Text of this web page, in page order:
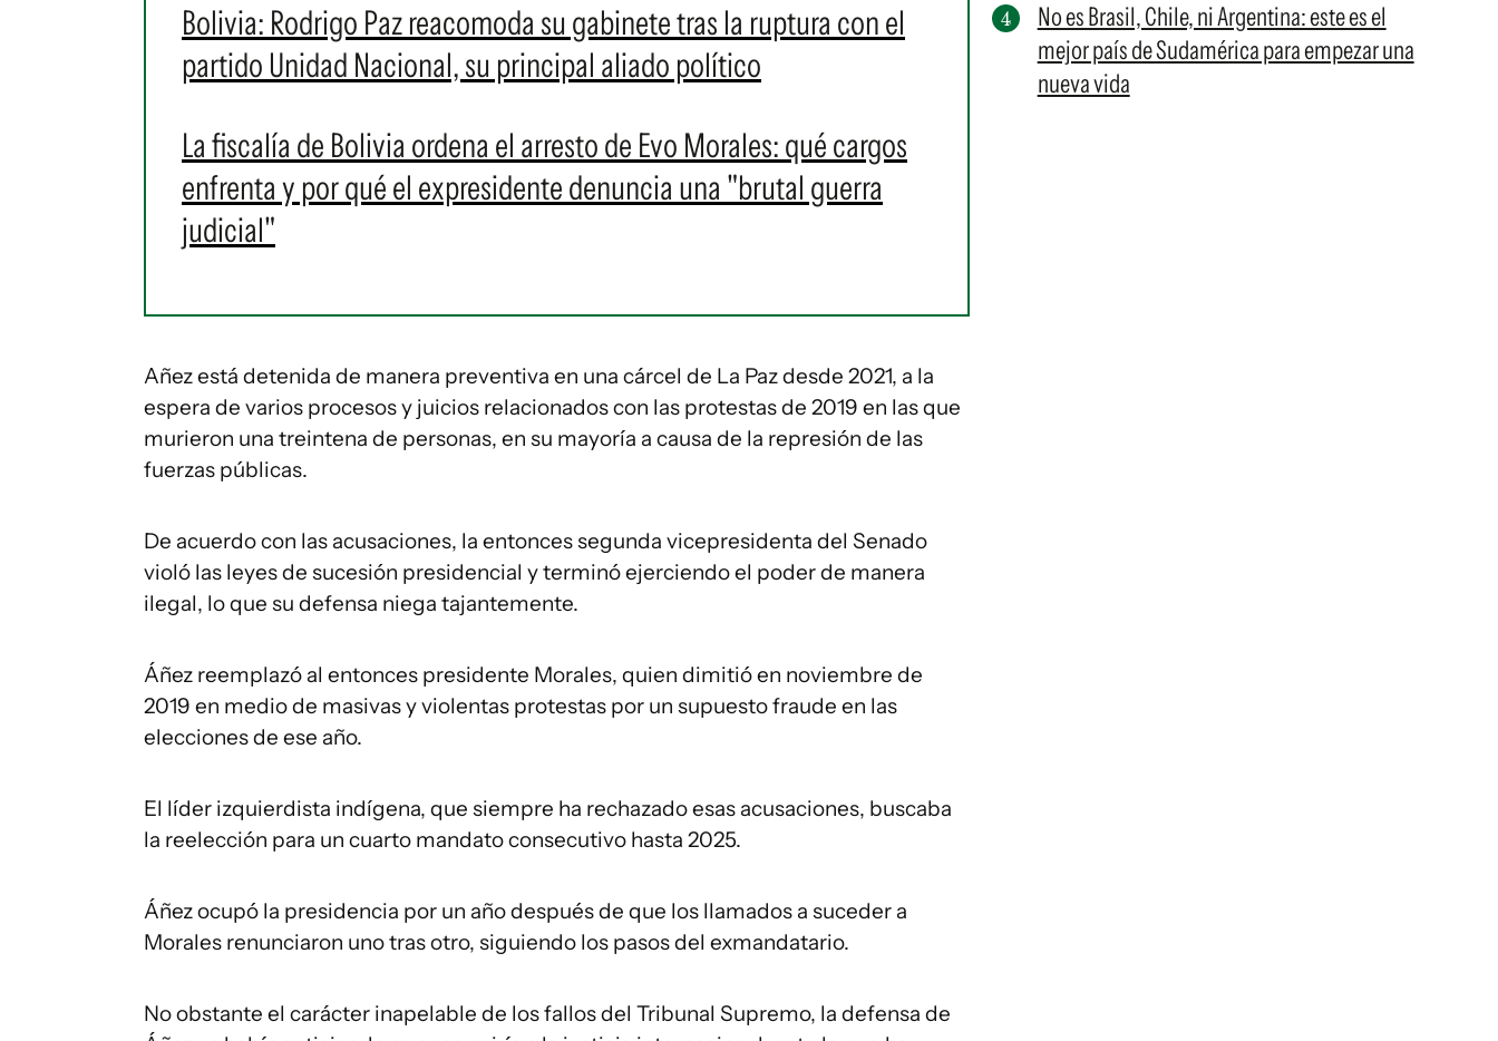
Bolivia: Rodrigo Paz reacomoda su gabinete tras la ruptura con el
partido Unidad Nacional, su principal aliado político
La fiscalía de Bolivia ordena el arresto de Evo Morales: qué cargos
enfrenta y por qué el expresidente denuncia una "brutal guerra
judicial"
Añez está detenida de manera preventiva en una cárcel de La Paz desde 2021, a la
espera de varios procesos y juicios relacionados con las protestas de 2019 en las que
murieron una treintena de personas, en su mayoría a causa de la represión de las
fuerzas públicas.
De acuerdo con las acusaciones, la entonces segunda vicepresidenta del Senado
violó las leyes de sucesión presidencial y terminó ejerciendo el poder de manera
ilegal, lo que su defensa niega tajantemente.
Áñez reemplazó al entonces presidente Morales, quien dimitió en noviembre de
2019 en medio de masivas y violentas protestas por un supuesto fraude en las
elecciones de ese año.
El líder izquierdista indígena, que siempre ha rechazado esas acusaciones, buscaba
la reelección para un cuarto mandato consecutivo hasta 2025.
Áñez ocupó la presidencia por un año después de que los llamados a suceder a
Morales renunciaron uno tras otro, siguiendo los pasos del exmandatario.
No obstante el carácter inapelable de los fallos del Tribunal Supremo, la defensa de
No es Brasil, Chile, ni Argentina: este es el
mejor país de Sudamérica para empezar una
nueva vida